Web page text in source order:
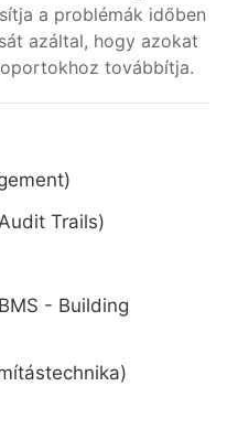
a problémák időben
azáltal, hogy azokat
továbbítja.
Trails)
- Building